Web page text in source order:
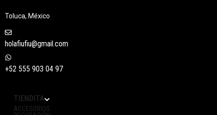
Toluca, México
holafiufiu@gmail.com
+52 555 903 04 97
TIENDITA
ACCESORIOS